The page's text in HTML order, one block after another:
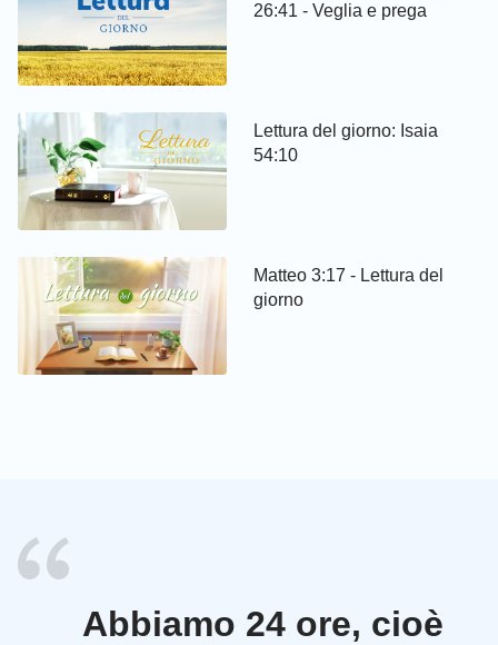
26:41 - Veglia e prega
Lettura del giorno: Isaia
54:10
Matteo 3:17 - Lettura del
giorno
Abbiamo 24 ore, cioè